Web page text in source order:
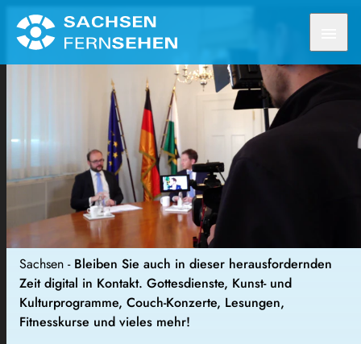
Sachsen - Bleiben Sie auch in dieser herausfordernden
Zeit digital in Kontakt. Gottesdienste, Kunst- und
Kulturprogramme, Couch-Konzerte, Lesungen,
Fitnesskurse und vieles mehr!